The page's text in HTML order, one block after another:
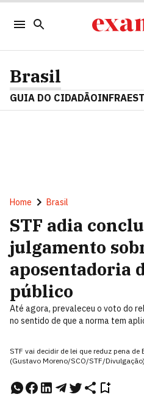
Brasil
GUIA DO CIDADÃO
Home Brasil
STF adia
julgamento
aposentadoria
público
Até agora, prevaleceu o voto do
no sentido de que a norma tem
STF vai decidir de lei que reduz pena
(Gustavo Moreno/SCO/STF/Divulgação)